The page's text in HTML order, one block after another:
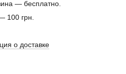
— бесплатно.
100 грн.
о доставке